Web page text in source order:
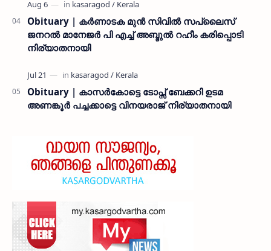
Obituary | കർണാടക മുൻ സിവില്‍ സപ്ലൈസ്
ജനറൽ മാനേജർ പി എച്ച് അബ്ദുൽ റഹീം കരിപ്പൊടി
നിര്യാതനായി
Obituary | കാസർകോട്ടെ ടോപ്സ് ബേക്കറി ഉടമ
അണങ്കൂർ പച്ചക്കാട്ടെ വിനയരാജ് നിര്യാതനായി